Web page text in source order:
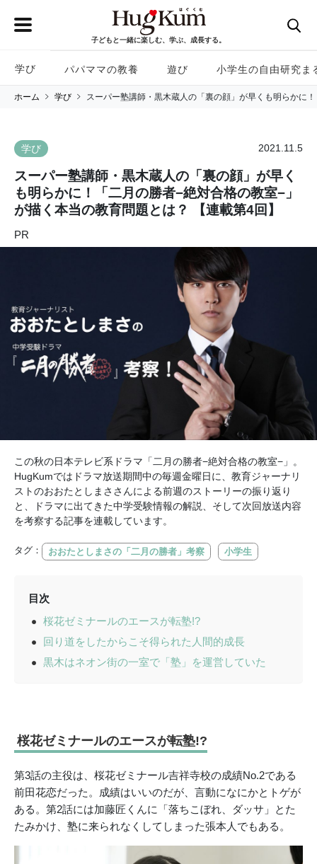
子どもと一緒に楽しむ、学ぶ、成長する。
学び パパママの教養 遊び 小学生の自由研究ま
ホーム 学び スーパー塾講師・黒木蔵人の「裏の顔」が早くも明らかに
学び 2021.11.5
スーパー塾講師・黒木蔵人の「裏の顔」が早く
も明らかに！「二月の勝者−絶対合格の教室−」
が描く本当の教育問題とは？ 【連載第4回】
PR
この秋の日本テレビ系ドラマ「二月の勝者−絶対合格の教室−」。
HugKumではドラマ放送期間中の毎週金曜日に、教育ジャーナリ
ストのおおたとしまささんによる前週のストーリーの振り返り
と、ドラマに出てきた中学受験情報の解説、そして次回放送内容
を考察する記事を連載しています。
タグ： おおたとしまさの「二月の勝者」考察 小学生
目次
桜花ゼミナールのエースが転塾!?
回り道をしたからこそ得られた人間的成長
黒木はネオン街の一室で「塾」を運営していた
桜花ゼミナールのエースが転塾!?
第3話の主役は、桜花ゼミナール吉祥寺校の成績No.2である
前田花恋だった。成績はいいのだが、言動になにかとトゲが
ある。第2話には加藤匠くんに「落ちこぼれ、ダッサ」とた
たみかけ、塾に来られなくしてしまった張本人でもある。